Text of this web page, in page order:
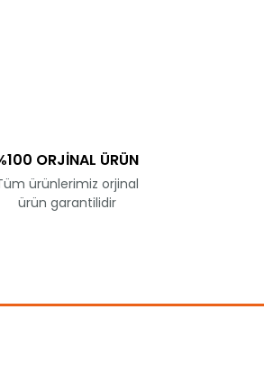
Gönder
ORJİNAL ÜRÜN
ürünlerimiz orjinal
ürün garantilidir